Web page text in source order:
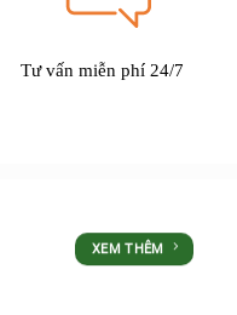
Tư vấn miễn phí 24/7
XEM THÊM